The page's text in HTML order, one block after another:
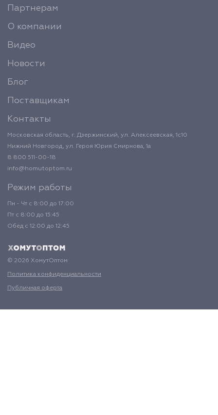
Партнерам
О компании
Видео
Новости
Блог
Поставщикам
Контакты
Московская область, г. Дзержинский, ул. Алексеевская, 1с10
Нижний Новгород, ул. Героя Юрия Смирнова, 1а
8 800 511-00-18
info@homutoptom.ru
Режим работы
Пн - Чт с 8:00 до 17:00
Пт с 8:00 до 15:45
Обед с 12:00 до 12:45
© 2026 ХомутОптом
Политика конфиденциальности
Публичная оферта